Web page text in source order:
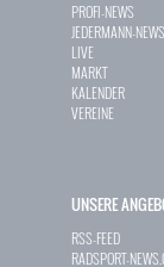
PROFI-NEWS
JEDERMANN-NEWS
LIVE
MARKT
KALENDER
VEREINE
UNSERE
RSS-FEED
RADSPORT-